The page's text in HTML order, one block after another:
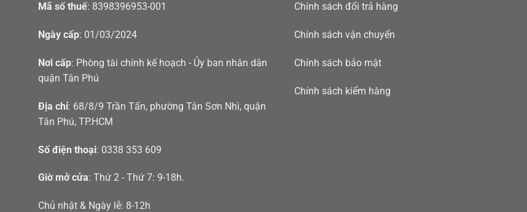
Mã số thuế: 8398396953-001
Ngày cấp: 01/03/2024
Nơi cấp: Phòng tài chính kế hoạch - Ủy ban nhân dân
quận Tân Phú
Địa chỉ: 68/8/9 Trần Tấn, phường Tân Sơn Nhì, quận
Tân Phú, TP.HCM
Số điện thoại: 0338 353 609
Giờ mở cửa: Thứ 2 - Thứ 7: 9-18h.
Chủ nhật & Ngày lễ: 8-12h
Chính sách đổi trả hàng
Chính sách vận chuyển
Chính sách bảo mật
Chính sách kiểm hàng